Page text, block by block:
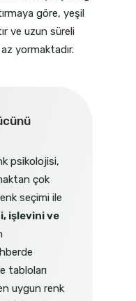
göre, yeşil
ve uzun süreli
yormaktadır.
psikolojisi,
çok
seçimi ile
işlevini ve
tabloları
uygun renk